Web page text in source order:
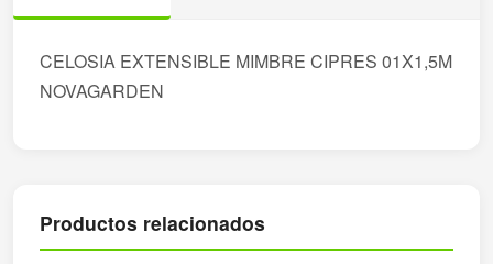
CELOSIA EXTENSIBLE MIMBRE CIPRES 01X1,5M
NOVAGARDEN
Productos relacionados